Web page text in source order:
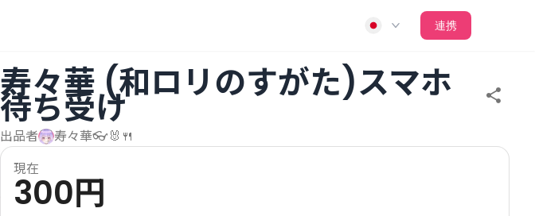
連携
寿々華 (和ロリのすがた)スマホ
待ち受け
出品者
寿々華👓🐰🍴
現在
300円